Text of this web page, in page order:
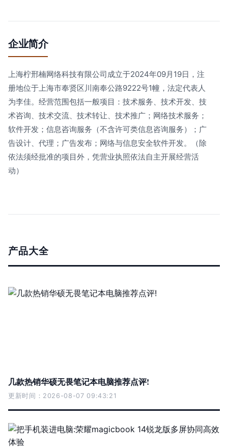
企业简介
上海柠邢楠网络科技有限公司成立于2024年09月19日，注
册地位于上海市奉贤区川南奉公路9222号1幢，法定代表人
为李佳。经营范围包括一般项目：技术服务、技术开发、技
术咨询、技术交流、技术转让、技术推广；网络技术服务；
软件开发；信息咨询服务（不含许可类信息咨询服务）；广
告设计、代理；广告发布；网络与信息安全软件开发。（除
依法须经批准的项目外，凭营业执照依法自主开展经营活
动）
产品大全
几款热销华硕无畏笔记本电脑推荐点评!
更新时间：2026-08-07 09:43:21